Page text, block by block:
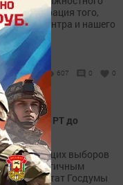
демонстрация того,
центра и нашего
607 0 0
РТ до
следующих выборов
логичным
депутат Госдумы